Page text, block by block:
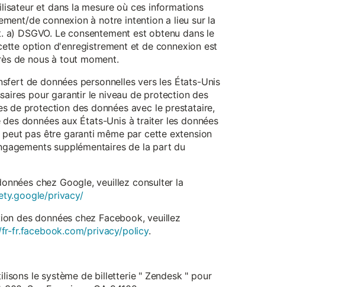
et dans la mesure où ces informations
de connexion à notre intention a lieu sur la
DSGVO. Le consentement est obtenu dans le
option d'enregistrement et de connexion est
de nous à tout moment.
de données personnelles vers les États-Unis
pour garantir le niveau de protection des
de protection des données avec le prestataire,
données aux États-Unis à traiter les données
pas être garanti même par cette extension
supplémentaires de la part du
chez Google, veuillez consulter la
privacy/
des données chez Facebook, veuillez
fr.facebook.com/privacy/policy.
le système de billetterie " Zendesk " pour